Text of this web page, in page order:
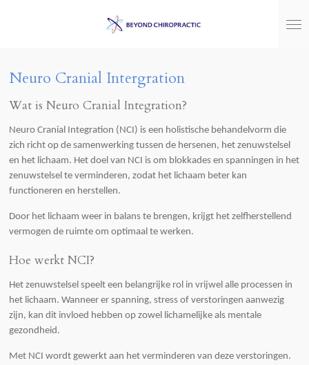
hoofdinhoud
Neuro Cranial Intergration
Wat is Neuro Cranial Integration?
Neuro Cranial Integration (NCI) is een holistische behandelvorm die
zich richt op de samenwerking tussen de hersenen, het zenuwstelsel
en het lichaam. Het doel van NCI is om blokkades en spanningen in het
zenuwstelsel te verminderen, zodat het lichaam beter kan
functioneren en herstellen.
Door het lichaam weer in balans te brengen, krijgt het zelfherstellend
vermogen de ruimte om optimaal te werken.
Hoe werkt NCI?
Het zenuwstelsel speelt een belangrijke rol in vrijwel alle processen in
het lichaam. Wanneer er spanning, stress of verstoringen aanwezig
zijn, kan dit invloed hebben op zowel lichamelijke als mentale
gezondheid.
Met NCI wordt gewerkt aan het verminderen van deze verstoringen.